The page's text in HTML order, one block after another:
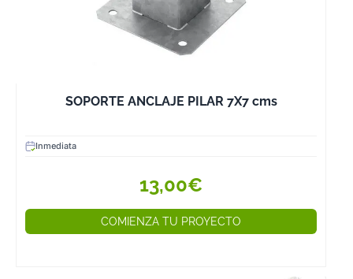
SOPORTE ANCLAJE PILAR 7X7 cms
Inmediata
13,00€
COMIENZA TU PROYECTO